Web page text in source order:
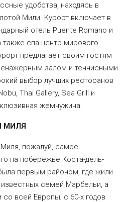
удобства, находясь в
Мили. Курорт включает в
отель Puente Romano и
также спа-центр мирового
предлагает своим гостям
залом и теннисными
выбор лучших ресторанов
Thai Gallery, Sea Grill и
жемчужина.
МИЛЯ
пожалуй, самое
на побережье Коста-дель-
первым районом, где жили
семей Марбельи, а
всей Европы; с 60-х годов